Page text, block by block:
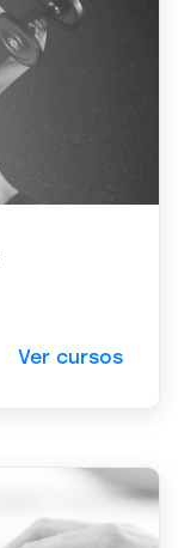
Ver cursos